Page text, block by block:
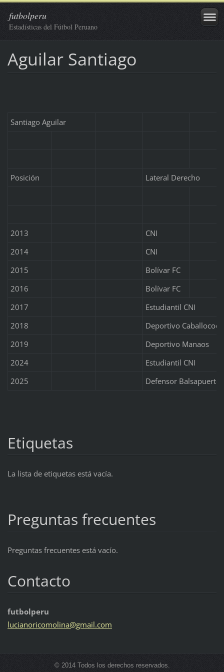
futbolperu
Estadísticas del Fútbol Peruano
Aguilar Santiago
Santiago Aguilar
Posición Lateral Derecho
2013
CNI
2014
CNI
2015
Bolívar FC
2016
Bolívar FC
2017
Estudiantil CNI
2018
Deportivo
2019
Deportivo Manaos
2024
Estudiantil CNI
2025
Defensor Balsapuerto
Etiquetas
La lista de etiquetas está vacía.
Preguntas frecuentes
Preguntas frecuentes está vacío.
Contacto
futbolperu
lucianoricomolina@gmail.com
© 2014 Todos los derechos reservados.